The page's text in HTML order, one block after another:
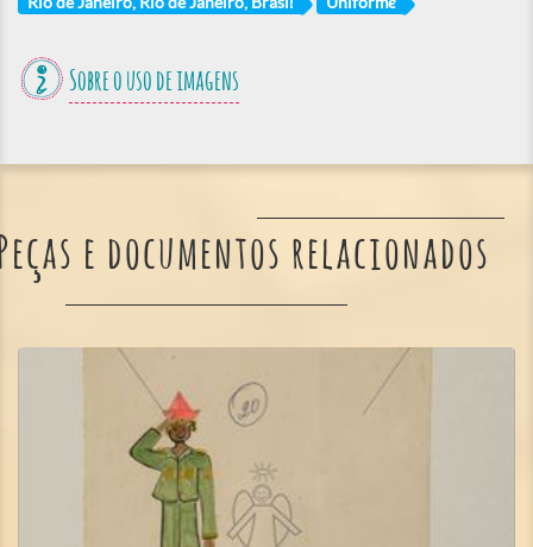
Sobre o uso de imagens
e documentos relacionados